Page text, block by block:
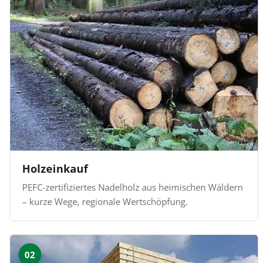
Holzeinkauf
PEFC-zertifiziertes Nadelholz aus heimischen Wäldern
– kurze Wege, regionale Wertschöpfung.
02